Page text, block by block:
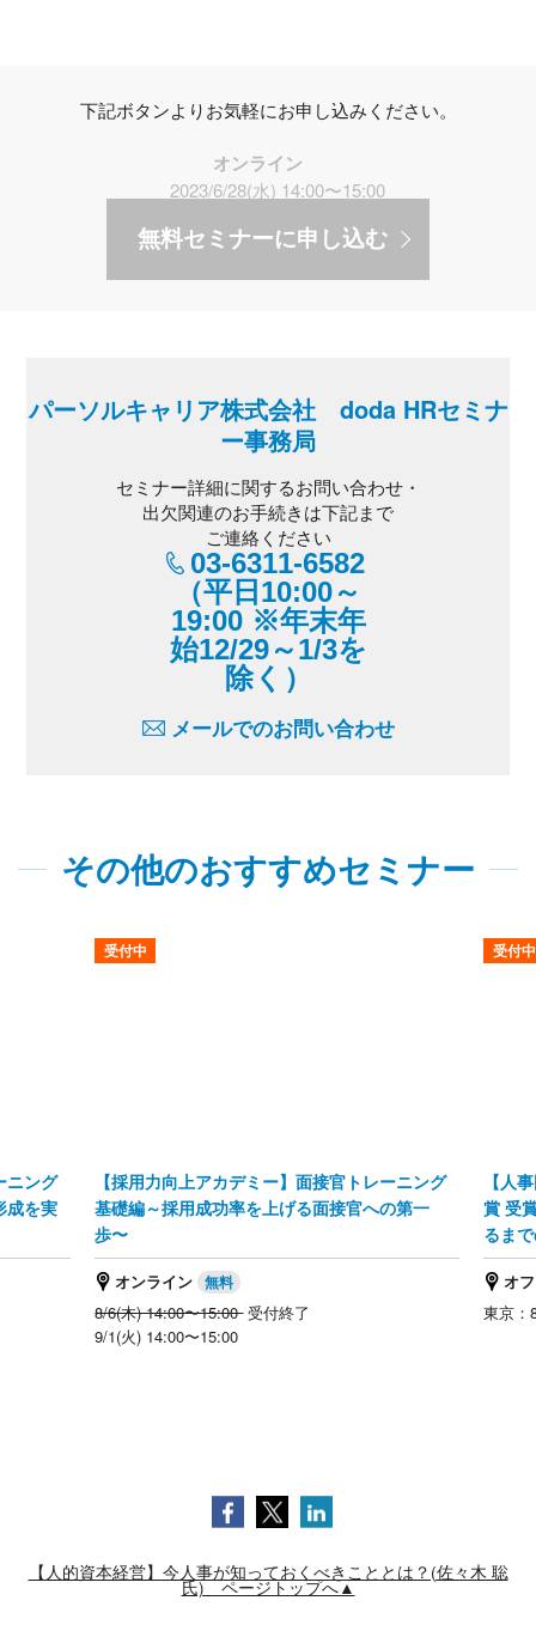
下記ボタンよりお気軽にお申し込みください。
オンライン
2023/6/28(水) 14:00〜15:00
無料セミナーに申し込む
パーソルキャリア株式会社 doda HRセミナ
ー事務局
セミナー詳細に関するお問い合わせ・
出欠関連のお手続きは下記まで
ご連絡ください
03-6311-6582
（平日10:00～
19:00 ※年末年
始12/29～1/3を
除く）
メールでのお問い合わせ
その他のおすすめセミナー
ニング
成を実
受付中
【採用力向上アカデミー】面接官トレーニング
基礎編～採用成功率を上げる面接官への第一
歩〜
オンライン
8/6(木) 14:00〜15:00受付終了
9/1(火) 14:00〜15:00
受付中
【人
賞 受
るま
オ
東京：
【人的資本経営】今人事が知っておくべきこととは？(佐々木 聡
氏) ページトップへ▲